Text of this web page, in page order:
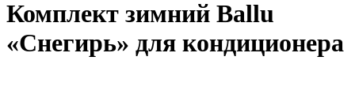
Комплект зимний Ballu
«Снегирь» для кондиционера